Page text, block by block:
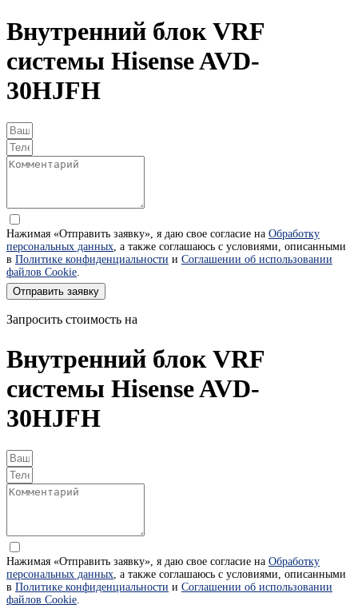
Внутренний блок VRF
системы Hisense AVD-
30HJFH
Нажимая «Отправить заявку», я даю свое согласие на Обработку
персональных данных, а также соглашаюсь с условиями, описанными
в Политике конфиденциальности и Соглашении об использовании
файлов Cookie.
Отправить заявку
Запросить стоимость на
Внутренний блок VRF
системы Hisense AVD-
30HJFH
Нажимая «Отправить заявку», я даю свое согласие на Обработку
персональных данных , а также соглашаюсь с условиями, описанными
в Политике конфиденциальности и Соглашении об использовании
файлов Cookie